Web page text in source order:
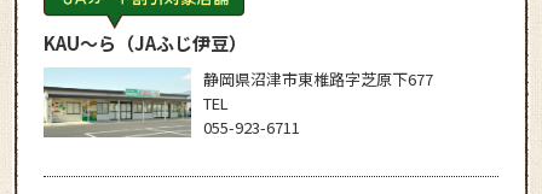
KAU～ら （JAふじ伊豆）
静岡県沼津市東椎路字芝原下677
TEL
055-923-6711